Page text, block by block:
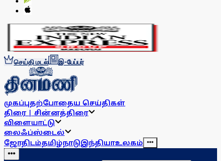
செய்தி மடல் இ-பேப்பர்
முகப்புதற்போதைய செய்திகள்
திரை | சின்னத்திரை
விளையாட்டு
லைஃப்ஸ்டைல்
ஜோதிடம்தமிழ்நாடுஇந்தியாஉலகம்